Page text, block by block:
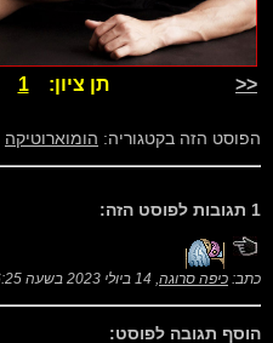
<< תן ציון:1
הפוסט הזה בקטגוריה: הומוארוטיקה
1 תגובות לפוסט הזה:
כתב: כיפה סרוגה, 14 ביולי 2023 בשעה 16:25
הוסף תגובה לפוסט: